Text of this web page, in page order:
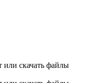
или скачать файлы